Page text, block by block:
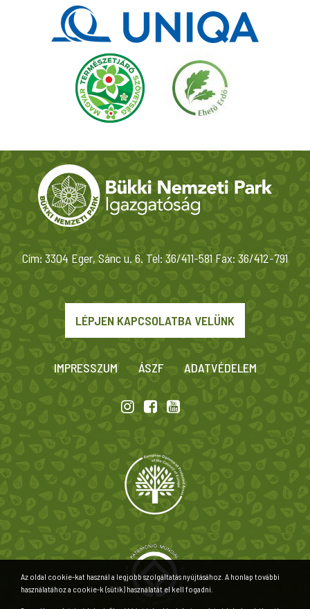
Cím: 3304 Eger, Sánc u. 6. Tel: 36/411-581 Fax: 36/412-791
LÉPJEN KAPCSOLATBA VELÜNK
IMPRESSZUM ÁSZF ADATVÉDELEM
Az oldal cookie-kat használ a legjobb szolgáltatás nyújtásához. A honlap további
használatához a cookie-k (sütik) használatát el kell fogadni.